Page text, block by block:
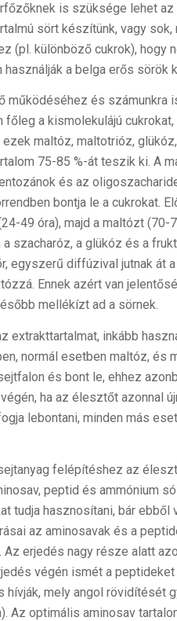
is szüksége lehet
sört készítünk, vagy
(pl. különböző cukrok), hogy
a belga erős sörök
és számunkra
a kismolekulájú
maltóz, maltotrióz,
75-85 %-át teszik ki. A
és az
bontja le a cukrokat.
49 óra), majd a maltózt (70-
szacharóz, a glükóz és a
egyszerű diffúzival jutnak át
Ennek azért van
mellékízt ad a sörnek.
extrakttartalmat, inkább
normál esetben maltóz, és
és bont le, ehhez
ha az élesztőt azonnal
lebontani, minden más
felépítéshez az
peptid és ammónium
tudja hasznosítani, bár ebből
az aminosavak és a
erjedés nagy része alatt
végén ismét a
mely angol rövidítését
Az optimális aminosav